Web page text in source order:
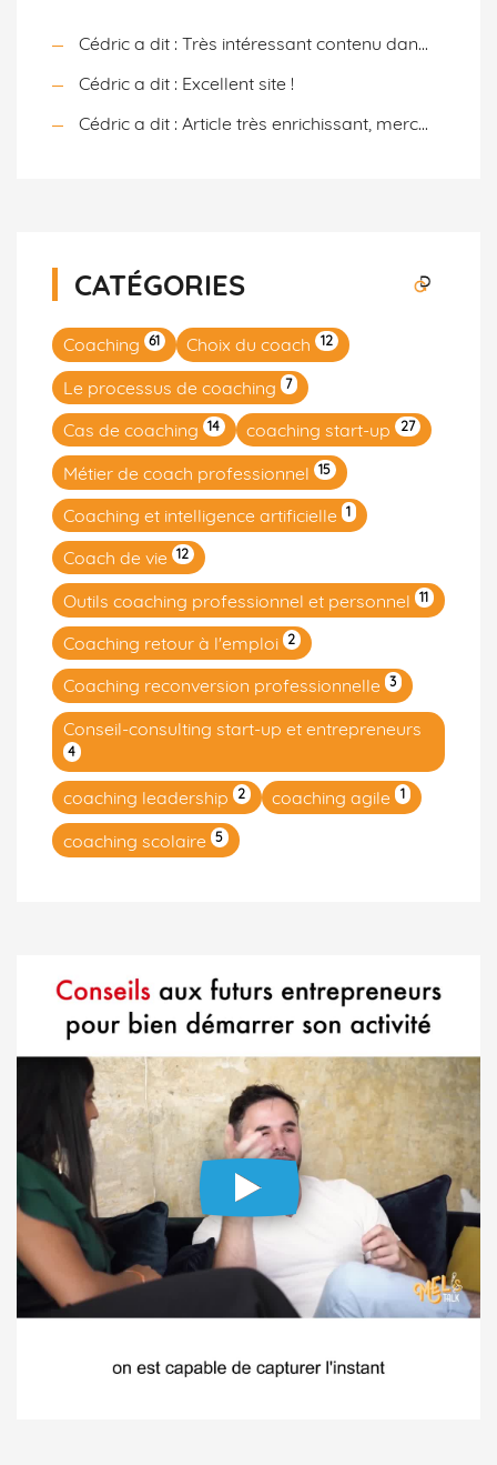
Cédric a dit : Très intéressant contenu dan...
Cédric a dit : Excellent site !
Cédric a dit : Article très enrichissant, merc...
CATÉGORIES
Coaching 61 Choix du coach 12
Le processus de coaching 7
Cas de coaching 14 coaching start-up 27
Métier de coach professionnel 15
Coaching et intelligence artificielle 1
Coach de vie 12
Outils coaching professionnel et personnel 11
Coaching retour à l'emploi 2
Coaching reconversion professionnelle 3
Conseil-consulting start-up et entrepreneurs
4
coaching leadership 2 coaching agile 1
coaching scolaire 5